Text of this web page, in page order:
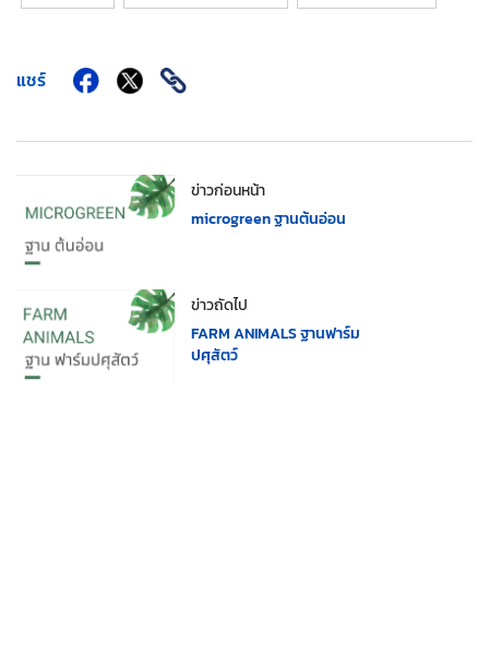
แชร์
ข่าวก่อนหน้า
microgreen ฐานต้นอ่อน
ข่าวถัดไป
FARM ANIMALS ฐานฟาร์ม
ปศุสัตว์